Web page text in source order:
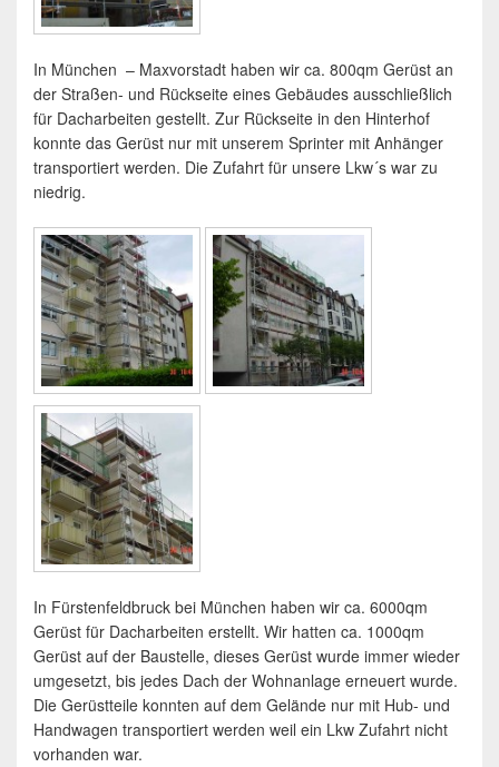
In München – Maxvorstadt haben wir ca. 800qm Gerüst an
der Straßen- und Rückseite eines Gebäudes ausschließlich
für Dacharbeiten gestellt. Zur Rückseite in den Hinterhof
konnte das Gerüst nur mit unserem Sprinter mit Anhänger
transportiert werden. Die Zufahrt für unsere Lkw´s war zu
niedrig.
In Fürstenfeldbruck bei München haben wir ca. 6000qm
Gerüst für Dacharbeiten erstellt. Wir hatten ca. 1000qm
Gerüst auf der Baustelle, dieses Gerüst wurde immer wieder
umgesetzt, bis jedes Dach der Wohnanlage erneuert wurde.
Die Gerüstteile konnten auf dem Gelände nur mit Hub- und
Handwagen transportiert werden weil ein Lkw Zufahrt nicht
vorhanden war.